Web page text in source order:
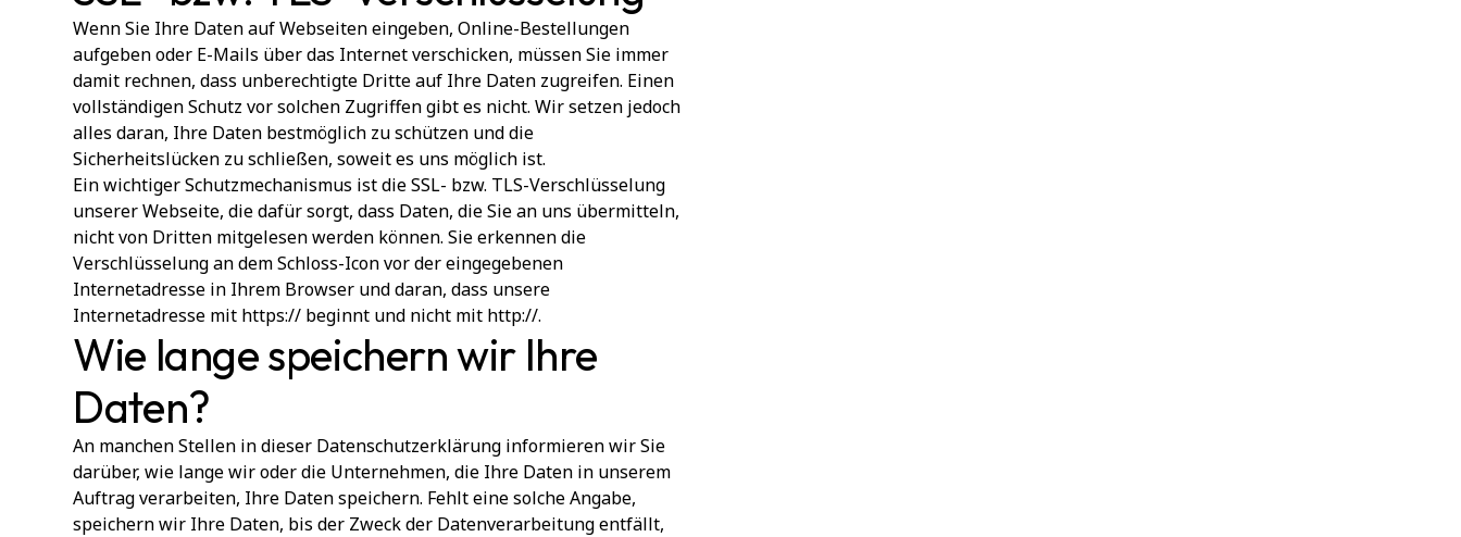
Wenn Sie Ihre Daten auf Webseiten eingeben, Online-Bestellungen
aufgeben oder E-Mails über das Internet verschicken, müssen Sie immer
damit rechnen, dass unberechtigte Dritte auf Ihre Daten zugreifen. Einen
vollständigen Schutz vor solchen Zugriffen gibt es nicht. Wir setzen jedoch
alles daran, Ihre Daten bestmöglich zu schützen und die
Sicherheitslücken zu schließen, soweit es uns möglich ist.
Ein wichtiger Schutzmechanismus ist die SSL- bzw. TLS-Verschlüsselung
unserer Webseite, die dafür sorgt, dass Daten, die Sie an uns übermitteln,
nicht von Dritten mitgelesen werden können. Sie erkennen die
Verschlüsselung an dem Schloss-Icon vor der eingegebenen
Internetadresse in Ihrem Browser und daran, dass unsere
Internetadresse mit https:// beginnt und nicht mit http://.
Wie lange speichern wir Ihre
Daten?
An manchen Stellen in dieser Datenschutzerklärung informieren wir Sie
darüber, wie lange wir oder die Unternehmen, die Ihre Daten in unserem
Auftrag verarbeiten, Ihre Daten speichern. Fehlt eine solche Angabe,
speichern wir Ihre Daten, bis der Zweck der Datenverarbeitung entfällt,